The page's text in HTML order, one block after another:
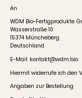
An
WDM Bio-Fertigprodukte
Wasserstraße 10
15374 Müncheberg
Deutschland
E-Mail: kontakt@wdm.bio
Hiermit widerrufe ich den
Angaben zur Bestellung